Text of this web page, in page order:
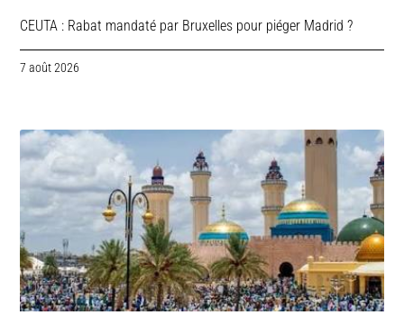
CEUTA : Rabat mandaté par Bruxelles pour piéger Madrid ?
7 août 2026